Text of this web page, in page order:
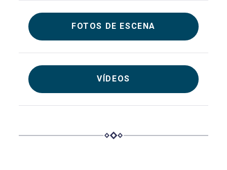
FOTOS DE ESCENA
VÍDEOS